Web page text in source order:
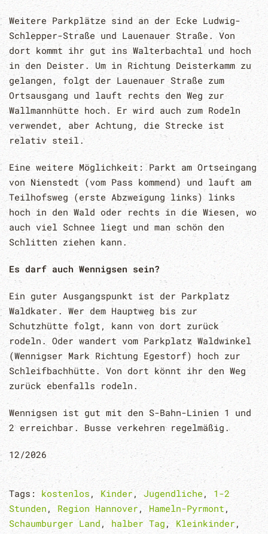
Weitere Parkplätze sind an der Ecke Ludwig-
Schlepper-Straße und Lauenauer Straße. Von
dort kommt ihr gut ins Walterbachtal und hoch
in den Deister. Um in Richtung Deisterkamm zu
gelangen, folgt der Lauenauer Straße zum
Ortsausgang und lauft rechts den Weg zur
Wallmannhütte hoch. Er wird auch zum Rodeln
verwendet, aber Achtung, die Strecke ist
relativ steil.
Eine weitere Möglichkeit: Parkt am Ortseingang
von Nienstedt (vom Pass kommend) und lauft am
Teilhofsweg (erste Abzweigung links) links
hoch in den Wald oder rechts in die Wiesen, wo
auch viel Schnee liegt und man schön den
Schlitten ziehen kann.
Es darf auch Wennigsen sein?
Ein guter Ausgangspunkt ist der Parkplatz
Waldkater. Wer dem Hauptweg bis zur
Schutzhütte folgt, kann von dort zurück
rodeln. Oder wandert vom Parkplatz Waldwinkel
(Wennigser Mark Richtung Egestorf) hoch zur
Schleifbachhütte. Von dort könnt ihr den Weg
zurück ebenfalls rodeln.
Wennigsen ist gut mit den S-Bahn-Linien 1 und
2 erreichbar. Busse verkehren regelmäßig.
12/2026
Tags: kostenlos , Kinder , Jugendliche , 1-2
Stunden , Region Hannover , Hameln-Pyrmont,
Schaumburger Land,halber Tag ,Kleinkinder ,